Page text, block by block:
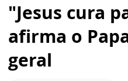
"Jesus cura
afirma o
geral